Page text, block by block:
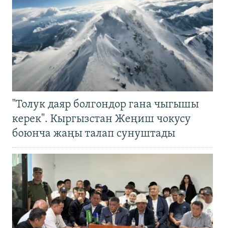
"Толук даяр болгондор гана чыгышы
керек". Кыргызстан Жеңиш чокусу
боюнча жаңы талап сунуштады